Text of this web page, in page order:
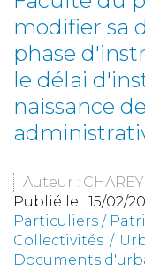
modifier sa
phase
le délai
naissance
Auteur :
Publié le : 15/02/
Particuliers /
Collectivités /
Documents